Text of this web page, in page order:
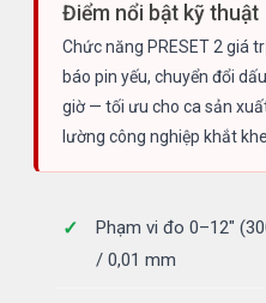
Điểm nổi bật kỹ thuật
Chức năng PRESET 2 giá
báo pin yếu, chuyển đổi
giờ — tối ưu cho ca sản
lường công nghiệp khắt
Phạm vi đo 0–12"
/ 0,01 mm